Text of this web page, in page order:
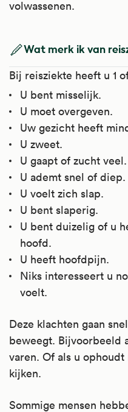
volwassenen.
Wat merk ik van
Bij reisziekte heeft u 1
U bent misselijk.
U moet overgeven.
Uw gezicht heeft
U zweet.
U gaapt of zucht veel.
U ademt snel of diep.
U voelt zich slap.
U bent slaperig.
U bent duizelig of u
hoofd.
U heeft hoofdpijn.
Niks interesseert u
voelt.
Deze klachten gaan
beweegt. Bijvoorbeeld
varen. Of als u
kijken.
Sommige mensen